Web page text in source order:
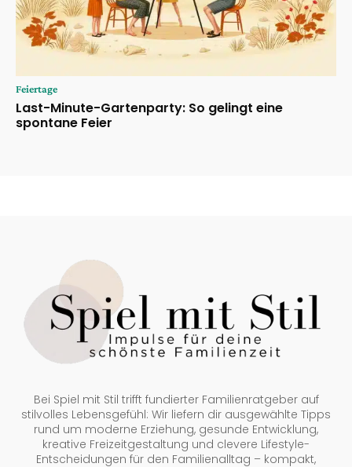
Feiertage
Last-Minute-Gartenparty: So gelingt eine
spontane Feier
Bei Spiel mit Stil trifft fundierter Familienratgeber auf
stilvolles Lebensgefühl: Wir liefern dir ausgewählte Tipps
rund um moderne Erziehung, gesunde Entwicklung,
kreative Freizeitgestaltung und clevere Lifestyle-
Entscheidungen für den Familienalltag – kompakt,